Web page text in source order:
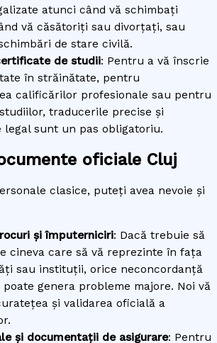
atunci când vă schimbați
vă căsătoriți sau divorțați, sau
de stare civilă.
de studii: Pentru a vă înscrie
în străinătate, pentru
calificărilor profesionale sau pentru
traducerile precise și
legal sunt un pas obligatoriu.
oficiale Cluj
clasice, puteți avea nevoie și
și împuterniciri: Dacă trebuie să
cineva care să vă reprezinte în fața
sau instituții, orice neconcordanță
genera probleme majore. Noi vă
și validarea oficială a
și documentații de asigurare: Pentru